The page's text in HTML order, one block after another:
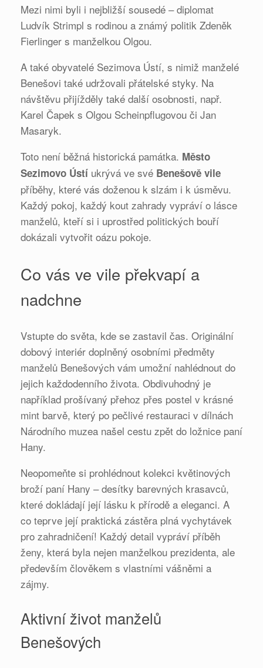
Mezi nimi byli i nejbližší sousedé – diplomat
Ludvík Strimpl s rodinou a známý politik Zdeněk
Fierlinger s manželkou Olgou.
A také obyvatelé Sezimova Ústí, s nimiž manželé
Benešovi také udržovali přátelské styky. Na
návštěvu přijížděly také další osobnosti, např.
Karel Čapek s Olgou Scheinpflugovou či Jan
Masaryk.
Toto není běžná historická památka. Město
Sezimovo Ústí ukrývá ve své Benešově vile
příběhy, které vás doženou k slzám i k úsměvu.
Každý pokoj, každý kout zahrady vypráví o lásce
manželů, kteří si i uprostřed politických bouří
dokázali vytvořit oázu pokoje.
Co vás ve vile překvapí a
nadchne
Vstupte do světa, kde se zastavil čas. Originální
dobový interiér doplněný osobními předměty
manželů Benešových vám umožní nahlédnout do
jejich každodenního života. Obdivuhodný je
například prošívaný přehoz přes postel v krásné
mint barvě, který po pečlivé restauraci v dílnách
Národního muzea našel cestu zpět do ložnice paní
Hany.
Neopomeňte si prohlédnout kolekci květinových
broží paní Hany – desítky barevných krasavců,
které dokládají její lásku k přírodě a eleganci. A
co teprve její praktická zástěra plná vychytávek
pro zahradničení! Každý detail vypráví příběh
ženy, která byla nejen manželkou prezidenta, ale
především člověkem s vlastními vášněmi a
zájmy.
Aktivní život manželů
Benešových